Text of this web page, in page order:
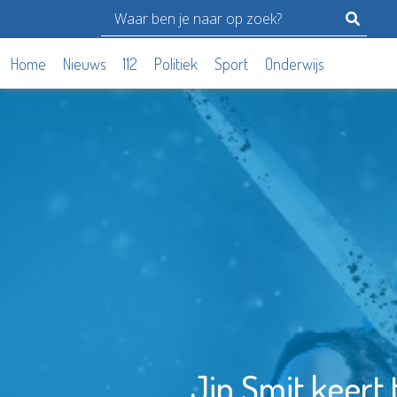
Home Nieuws 112 Politiek Sport Onderwijs
Jip Smit keert